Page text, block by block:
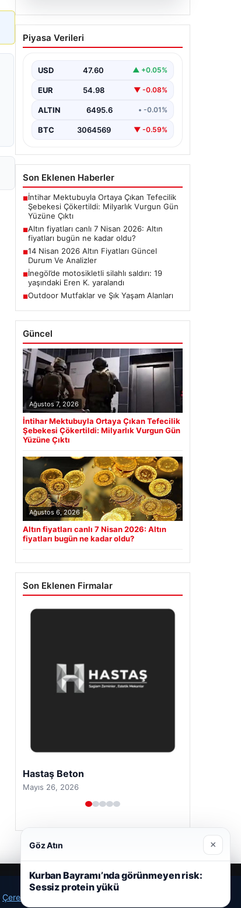
Altın fiyatları canlı 7 Nisan
2026: Altın fiyatları bugün
Piyasa Verileri
USD 47.60 ▲ +0.05%
EUR 54.98 ▼ -0.08%
ALTIN 6495.6 • -0.01%
BTC 3064569 ▼ -0.59%
Son Eklenen Haberler
■İntihar Mektubuyla Ortaya Çıkan Tefecilik
Şebekesi Çökertildi: Milyarlık Vurgun Gün
Yüzüne Çıktı
■Altın fiyatları canlı 7 Nisan 2026: Altın
fiyatları bugün ne kadar oldu?
■14 Nisan 2026 Altın Fiyatları Güncel
Durum Ve Analizler
■İnegöl’de motosikletli silahlı saldırı: 19
yaşındaki Eren K. yaralandı
■Outdoor Mutfaklar ve Şık Yaşam Alanları
Güncel
Ağustos 7, 2026
İntihar Mektubuyla Ortaya Çıkan Tefecilik
Şebekesi Çökertildi: Milyarlık Vurgun Gün
Yüzüne Çıktı
Ağustos 6, 2026
Altın fiyatları canlı 7 Nisan 2026: Altın
fiyatları bugün ne kadar oldu?
Son Eklenen Firmalar
Hastaş Beton
Mayıs 26, 2026
Çerez Politikamız
Göz Atın ×
Kurban Bayramı’nda görünmeyen risk:
Sessiz protein yükü